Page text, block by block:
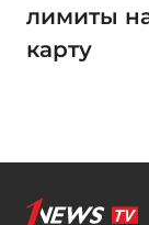
лимиты
карту